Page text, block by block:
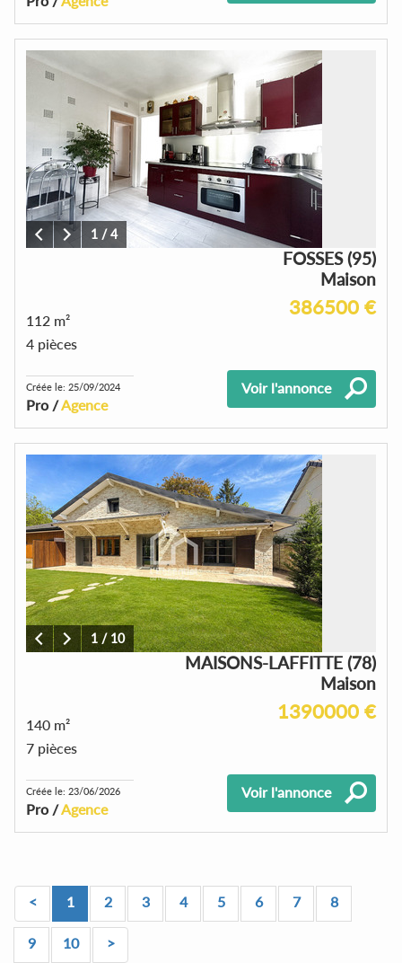
1 /4
FOSSES (95)
Maison
386500 €
112 m²
4 pièces
Créée le: 25/09/2024
Pro /Agence
Voir l'annonce
1 / 10
MAISONS-LAFFITTE (78)
Maison
1390000 €
140 m²
7 pièces
Créée le: 23/06/2026
Pro /Agence
Voir l'annonce
< 1 2 3 4 5 6 7 8
9 10 >